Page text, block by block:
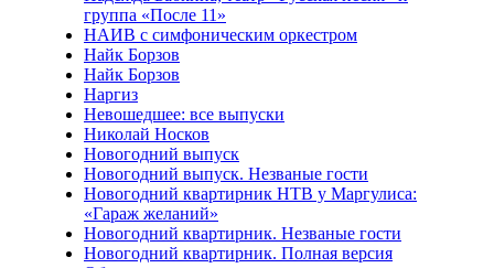
группа «После 11»
НАИВ с симфоническим оркестром
Найк Борзов
Найк Борзов
Наргиз
Невошедшее: все выпуски
Николай Носков
Новогодний выпуск
Новогодний выпуск. Незваные гости
Новогодний квартирник НТВ у Маргулиса:
«Гараж желаний»
Новогодний квартирник. Незваные гости
Новогодний квартирник. Полная версия